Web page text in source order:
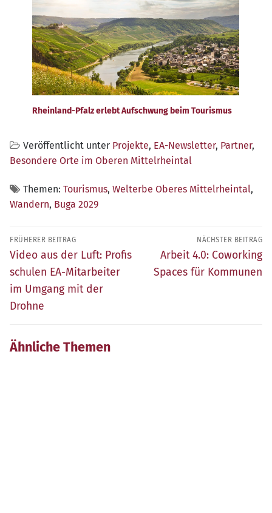
Rheinland-Pfalz erlebt Aufschwung beim Tourismus
Veröffentlicht unter Projekte, EA-Newsletter, Partner,
Besondere Orte im Oberen Mittelrheintal
Themen: Tourismus, Welterbe Oberes Mittelrheintal,
Wandern, Buga 2029
Beitragsnavigation
FRÜHERER BEITRAG
Früherer
Beitrag:
Video aus der Luft: Profis
schulen EA-Mitarbeiter
im Umgang mit der
Drohne
NÄCHSTER BEITRAG
Nächster
Beitrag:
Arbeit 4.0: Coworking
Spaces für Kommunen
Ähnliche Themen